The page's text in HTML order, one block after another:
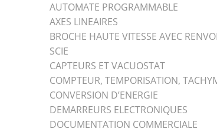
AUTOMATE PROGRAMMABLE
AXES LINEAIRES
BROCHE HAUTE VITESSE AVEC
SCIE
CAPTEURS ET VACUOSTAT
COMPTEUR, TEMPORISATION,
CONVERSION D’ENERGIE
DEMARREURS ELECTRONIQUES
DOCUMENTATION COMMERCIALE